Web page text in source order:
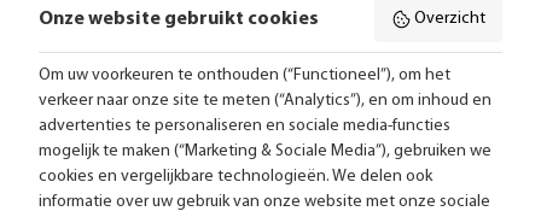
Volg ons online:
Gratis bezorging vanaf 99,-
Advies op maat
Onze website gebruikt cookies Overzicht
Om uw voorkeuren te onthouden (“Functioneel”), om het
verkeer naar onze site te meten (“Analytics”), en om inhoud en
advertenties te personaliseren en sociale media-functies
mogelijk te maken (“Marketing & Sociale Media”), gebruiken we
cookies en vergelijkbare technologieën. We delen ook
informatie over uw gebruik van onze website met onze sociale